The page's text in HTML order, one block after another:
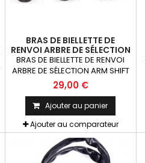
BRAS DE BIELLETTE DE
RENVOI ARBRE DE SÉLECTION
ARM SHIFT POUR SÉLECTEUR
DE VITESSE 11.5MM 30 DENTS
BRAS DE BIELLETTE DE RENVOI
ARBRE DE SÉLECTION ARM SHIFT
POUR SÉLECTEUR DE
VITESSE 11.5mm environ 30
DENTS
29,00 €
Ajouter au panier
Ajouter au comparateur